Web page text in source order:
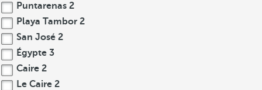
Puntarenas 2
Playa Tambor 2
San José 2
Égypte 3
Caire 2
Le Caire 2